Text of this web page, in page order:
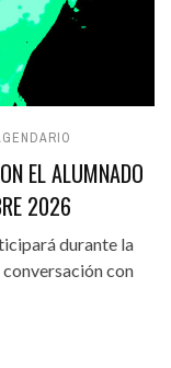
EL ALUMNADO
2026
durante la
con